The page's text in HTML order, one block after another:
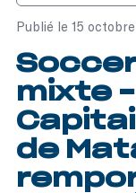
Publié le 15
mixte
de